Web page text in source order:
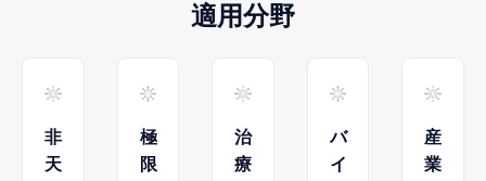
適用分野
非
天
極
限
治
療
バ
イ
産
業